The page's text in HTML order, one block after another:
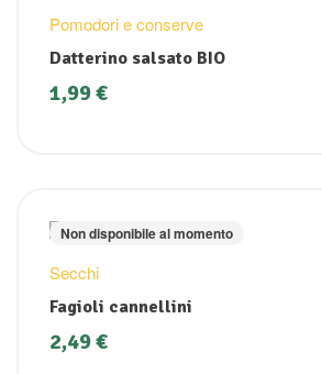
Pomodori e conserve
Datterino salsato BIO
1,99€
Non disponibile al momento
Secchi
Fagioli cannellini
2,49€